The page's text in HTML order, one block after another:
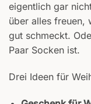
eigentlich gar
über alles freuen,
gut schmeckt.
Paar Socken ist.
Drei Ideen für